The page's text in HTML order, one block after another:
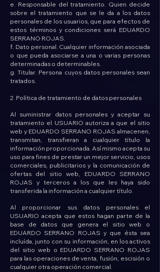
e. Responsable del tratamiento. Quien decide
sobre el tratamiento que se le da a los datos
personales de los usuarios, que para efectos de
estos términos y condiciones será EDUARDO
SERRANO ROJAS.
f. Dato personal. Cualquier información asociada
o que pueda asociarse a una o varias personas
determinadas o determinables.
g. Titular. Persona cuyos datos personales sean
tratados.
2. Política de tratamiento de datos personales
Al suministrar datos personales y aceptar su
tratamiento el USUARIO autoriza a que el sitio
web y EDUARDO SERRANO ROJAS almacenen,
transmitan, transfieran a cualquier título la
información proporcionada. Así mismo acepta su
uso para fines de prestar un mejor servicio, usos
comerciales, publicitarios y la comunicación de
ofertas del sitio web, EDUARDO SERRANO
ROJAS y terceros a los que les haya sido
transferida la información a cualquier título.
Al proporcionar sus datos personales el
USUARIO acepta que estos hagan parte de la
base de datos que genera el sitio web o
EDUARDO SERRANO ROJAS y que ésta sea
incluída, junto con su información, en los activos
del sitio web o EDUARDO SERRANO ROJAS
para las operaciones de venta, fusión, escisión o
cualquier otra operación comercial.